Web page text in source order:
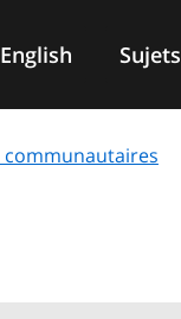
English Sujets
communautaires